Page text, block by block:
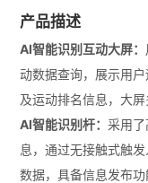
产品描述
AI智能识别互动大屏：
动数据查询，展示用
及运动排名信息，大屏
AI智能识别杆：采用
息，通过无接触式触
数据，具备信息发布功